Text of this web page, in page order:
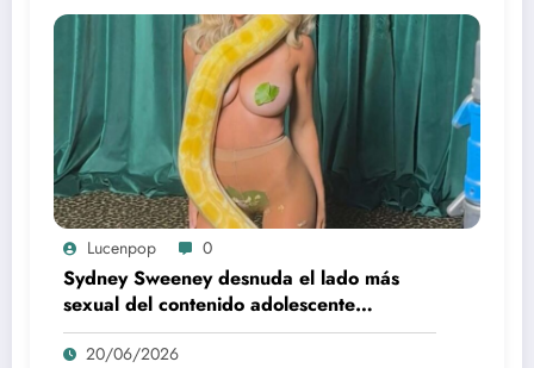
Lucenpop 0
Sydney Sweeney desnuda el lado más
sexual del contenido adolescente
(Euphoria, 2026)
20/06/2026